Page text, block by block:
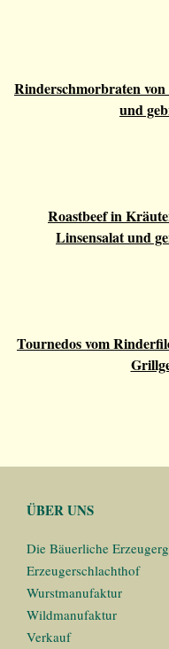
Rinderschmorbraten
und
Roastbeef in
Linsensalat und
Tournedos vom
ÜBER UNS
Die Bäuerliche
Erzeugerschlachthof
Wurstmanufaktur
Wildmanufaktur
Verkauf